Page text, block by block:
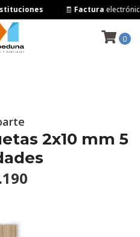
🧾Facturaelectrónica
0
2x10 mm 5